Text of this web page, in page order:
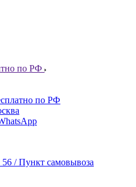
по РФ
по РФ
/ Пункт самовывоза